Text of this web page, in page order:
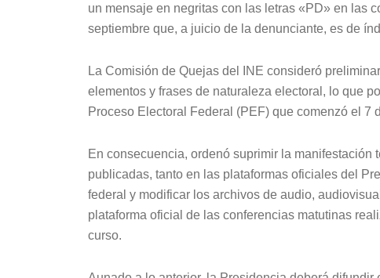
un mensaje en negritas con las letras «PD» en las
septiembre que, a juicio de la denunciante, es de
La Comisión de Quejas del INE consideró
elementos y frases de naturaleza electoral, lo que
Proceso Electoral Federal (PEF) que comenzó el 7
En consecuencia, ordenó suprimir la
publicadas, tanto en las plataformas oficiales del
federal y modificar los archivos de audio,
plataforma oficial de las conferencias matutinas
curso.